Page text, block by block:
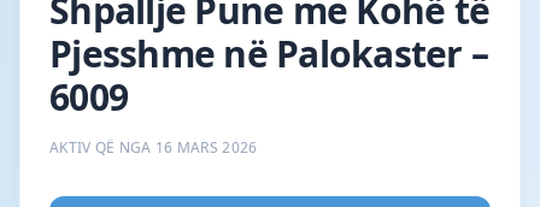
Shpallje Pune me Kohë të
Pjesshme në Palokaster –
6009
AKTIV QË NGA 16 MARS 2026